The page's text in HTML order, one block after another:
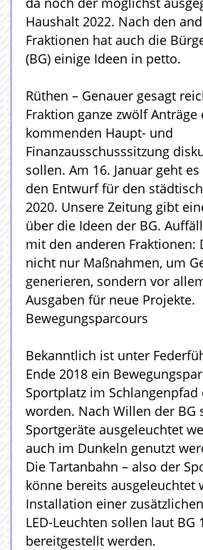
Haushalt 2022. Nach den
Fraktionen hat auch die
(BG) einige Ideen in petto.
Rüthen – Genauer gesagt
Fraktion ganze zwölf
kommenden Haupt- und
Finanzausschusssitzung
sollen. Am 16. Januar geht
den Entwurf für den
2020. Unsere Zeitung gibt
über die Ideen der BG.
mit den anderen Fraktionen:
nicht nur Maßnahmen, um
generieren, sondern vor
Ausgaben für neue Projekte.
Bewegungsparcours
Bekanntlich ist unter
Ende 2018 ein
Sportplatz im
worden. Nach Willen der BG
Sportgeräte ausgeleuchtet
auch im Dunkeln genutzt
Die Tartanbahn – also der
könne bereits ausgeleuchtet
Installation einer
LED-Leuchten sollen laut BG
bereitgestellt werden.